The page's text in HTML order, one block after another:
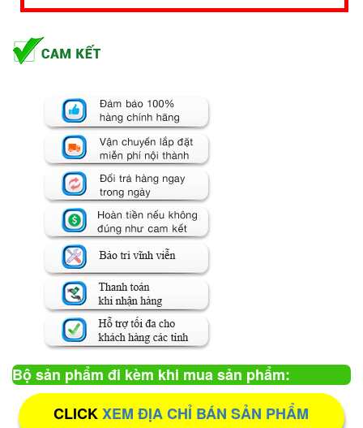
Bộ sản phẩm đi kèm khi mua sản phẩm:
CLICKXEM ĐỊA CHỈ BÁN SẢN PHẨM